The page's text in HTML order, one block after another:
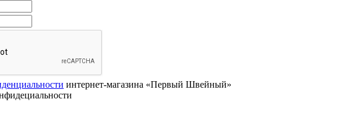
интернет-магазина «Первый Швейный»